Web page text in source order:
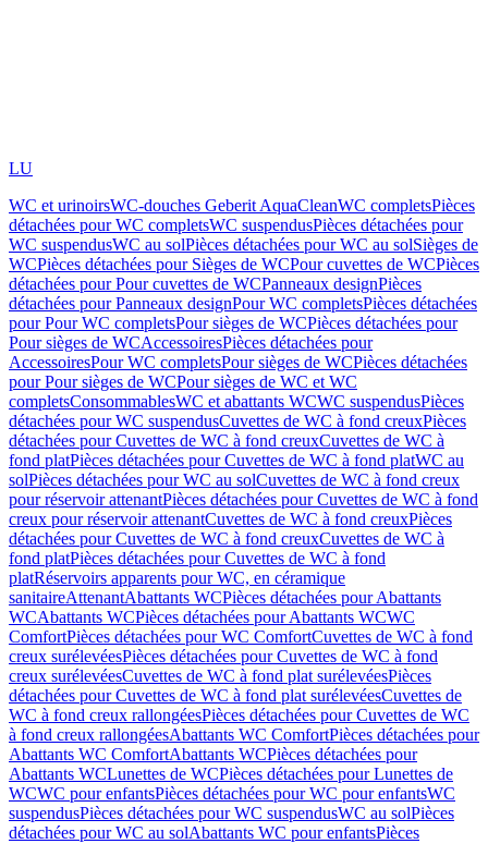
LU
WC et urinoirsWC-douches Geberit AquaCleanWC completsPièces
détachées pour WC completsWC suspendusPièces détachées pour
WC suspendusWC au solPièces détachées pour WC au solSièges de
WCPièces détachées pour Sièges de WCPour cuvettes de WCPièces
détachées pour Pour cuvettes de WCPanneaux designPièces
détachées pour Panneaux designPour WC completsPièces détachées
pour Pour WC completsPour sièges de WCPièces détachées pour
Pour sièges de WCAccessoiresPièces détachées pour
AccessoiresPour WC completsPour sièges de WCPièces détachées
pour Pour sièges de WCPour sièges de WC et WC
completsConsommablesWC et abattants WCWC suspendusPièces
détachées pour WC suspendusCuvettes de WC à fond creuxPièces
détachées pour Cuvettes de WC à fond creuxCuvettes de WC à
fond platPièces détachées pour Cuvettes de WC à fond platWC au
solPièces détachées pour WC au solCuvettes de WC à fond creux
pour réservoir attenantPièces détachées pour Cuvettes de WC à fond
creux pour réservoir attenantCuvettes de WC à fond creuxPièces
détachées pour Cuvettes de WC à fond creuxCuvettes de WC à
fond platPièces détachées pour Cuvettes de WC à fond
platRéservoirs apparents pour WC, en céramique
sanitaireAttenantAbattants WCPièces détachées pour Abattants
WCAbattants WCPièces détachées pour Abattants WCWC
ComfortPièces détachées pour WC ComfortCuvettes de WC à fond
creux surélevéesPièces détachées pour Cuvettes de WC à fond
creux surélevéesCuvettes de WC à fond plat surélevéesPièces
détachées pour Cuvettes de WC à fond plat surélevéesCuvettes de
WC à fond creux rallongéesPièces détachées pour Cuvettes de WC
à fond creux rallongéesAbattants WC ComfortPièces détachées pour
Abattants WC ComfortAbattants WCPièces détachées pour
Abattants WCLunettes de WCPièces détachées pour Lunettes de
WCWC pour enfantsPièces détachées pour WC pour enfantsWC
suspendusPièces détachées pour WC suspendusWC au solPièces
détachées pour WC au solAbattants WC pour enfantsPièces